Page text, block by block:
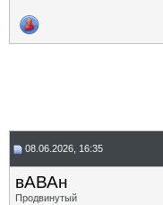
08.06.2026, 16:35
вАВАн
Продвинутый